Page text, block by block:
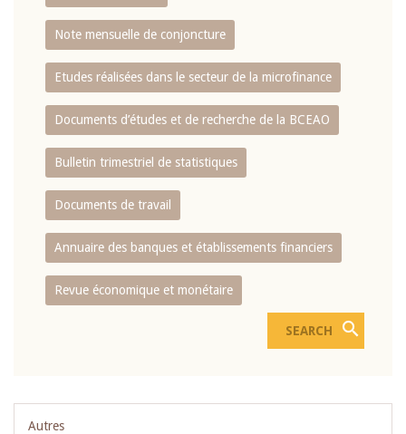
Note mensuelle de conjoncture
Etudes réalisées dans le secteur de la microfinance
Documents d’études et de recherche de la BCEAO
Bulletin trimestriel de statistiques
Documents de travail
Annuaire des banques et établissements financiers
Revue économique et monétaire
Autres